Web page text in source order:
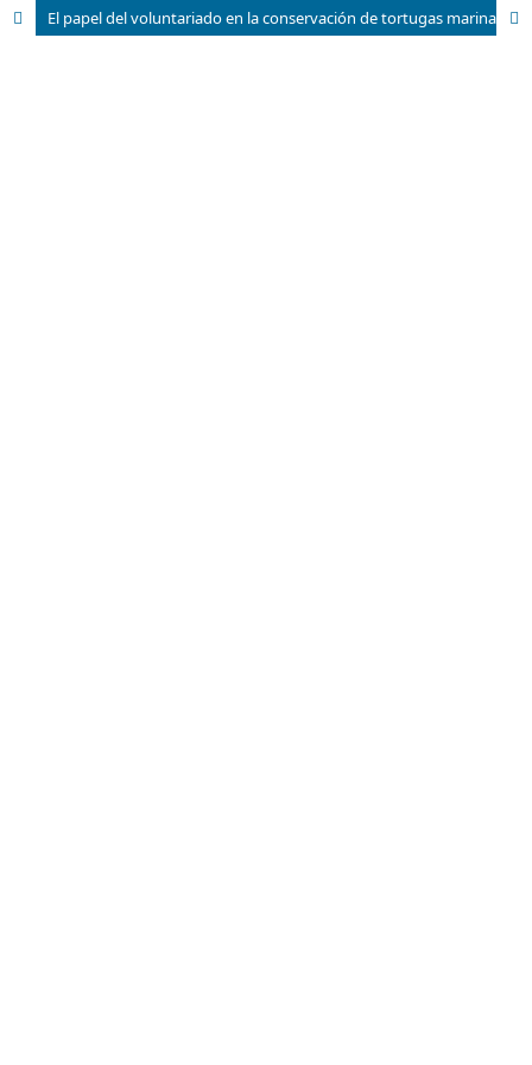
El papel del voluntariado en la conservación de tortugas marinas en la Península de Guanahacabibes, Cuba.